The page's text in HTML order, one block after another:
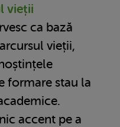
vieții
ca bază
vieții,
formare stau la
accent pe a